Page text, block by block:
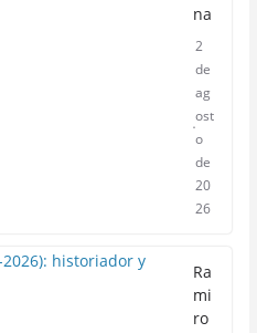
na
2
de
ag
ost
o
de
20
26
Ra
mi
ro